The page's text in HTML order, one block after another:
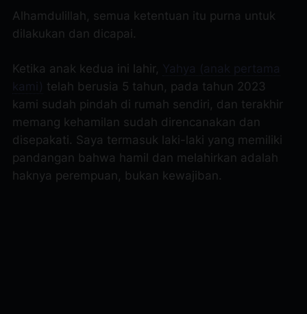
Alhamdulillah, semua ketentuan itu purna untuk
dilakukan dan dicapai.
Ketika anak kedua ini lahir, Yahya (anak pertama
kami) telah berusia 5 tahun, pada tahun 2023
kami sudah pindah di rumah sendiri, dan terakhir
memang kehamilan sudah direncanakan dan
disepakati. Saya termasuk laki-laki yang memiliki
pandangan bahwa hamil dan melahirkan adalah
haknya perempuan, bukan kewajiban.